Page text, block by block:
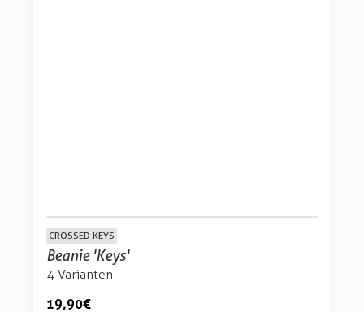
CROSSED KEYS
Beanie 'Keys'
4 Varianten
19,90 €